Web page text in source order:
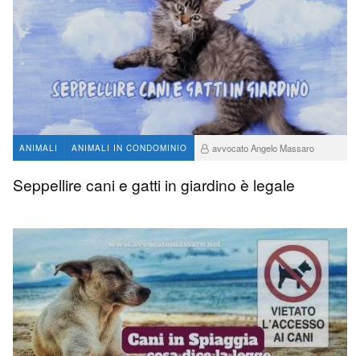
ANIMALI ANIMALI IN CONDOMINIO
avvocato Angelo Massaro
Seppellire cani e gatti in giardino è legale